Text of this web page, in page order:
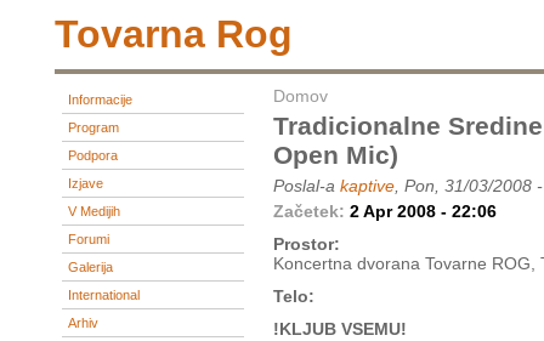
Tovarna Rog
Informacije
Program
Podpora
Izjave
V Medijih
Forumi
Galerija
International
Arhiv
Domov
Tradicionalne
Open Mic)
Poslal-a kaptive , Pon, 31/03/2008
Začetek: 2 Apr 2008 - 22:06
Prostor:
Koncertna dvorana Tovarne
Telo:
!KLJUB VSEMU!